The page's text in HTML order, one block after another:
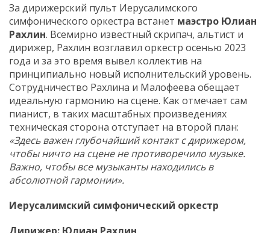
За дирижерский пульт Иерусалимского
симфонического оркестра встанет маэстро Юлиан
Рахлин. Всемирно известный скрипач, альтист и
дирижер, Рахлин возглавил оркестр осенью 2023
года и за это время вывел коллектив на
принципиально новый исполнительский уровень.
Сотрудничество Рахлина и Малофеева обещает
идеальную гармонию на сцене. Как отмечает сам
пианист, в таких масштабных произведениях
техническая сторона отступает на второй план:
«Здесь важен глубочайший контакт с дирижером,
чтобы ничто на сцене не противоречило музыке.
Важно, чтобы все музыканты находились в
абсолютной гармонии».
Иерусалимский симфонический оркестр